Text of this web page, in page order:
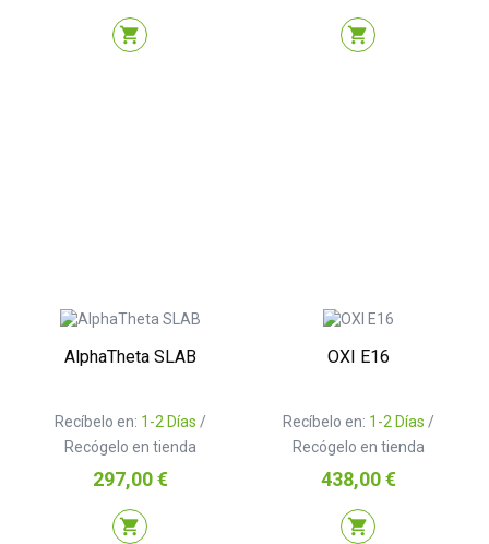
shopping_cart shopping_cart
AlphaTheta SLAB
Recíbelo en: 1-2 Días /
Recógelo en tienda
Precio
297,00 €
shopping_cart
OXI E16
Recíbelo en: 1-2 Días /
Recógelo en tienda
Precio
438,00 €
shopping_cart